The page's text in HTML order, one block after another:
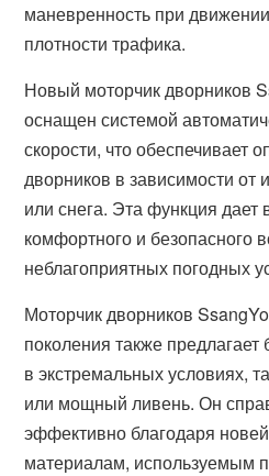
маневренность при
плотности трафика.
Новый моторчик дворников
оснащен системой
скорости, что обеспечивает
дворников в зависимости от
или снега. Эта функция дает
комфортного и безопасного
неблагоприятных погодных
Моторчик дворников
поколения также
в экстремальных условиях,
или мощный ливень. Он
эффективно благодаря
материалам, используемым